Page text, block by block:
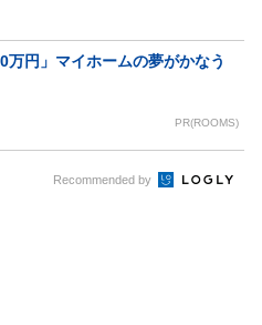
万円」マイホームの夢がかなう
PR(ROOMS)
Recommended by